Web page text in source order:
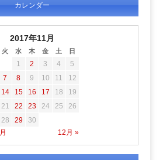
カレンダー
2017年11月
火 水 木 金 土 日
12月 »
1 2 3 4
5
7 8 9 10 11
12
14 15 16 17 18
19
21 22 23 24 25
26
28 29 30